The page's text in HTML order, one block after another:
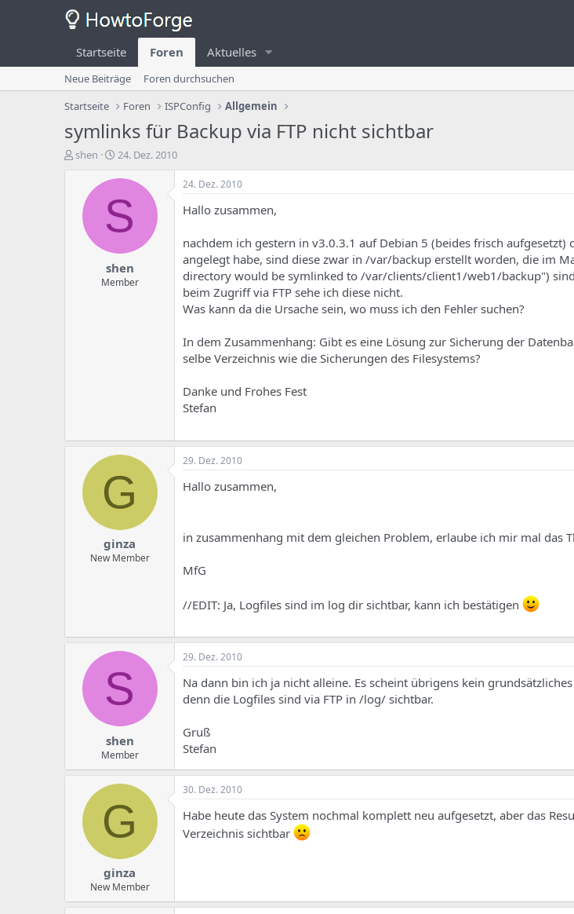
Startseite Foren Aktuelles
Neue Beiträge
Foren durchsuchen
Startseite
Foren ISPConfig Allgemein
symlinks für Backup via FTP nicht sichtbar
E
shen
E
s
t
e
u
n
g
24. Dez. 2010
S
shen
Member
24. Dez. 2010
Hallo zusammen,
nachdem ich gestern in v3.0.3.1 auf Debian 5 (beides frisch aufgesetzt)
angelegt habe, sind diese zwar in /var/backup erstellt worden, die im
directory would be symlinked to /var/clients/client1/web1/backup")
beim Zugriff via FTP sehe ich diese nicht.
Was kann da die Ursache sein, wo muss ich den Fehler suchen?
In dem Zusammenhang: Gibt es eine Lösung zur Sicherung der
selbe Verzeichnis wie die Sicherungen des Filesystems?
Danke und Frohes Fest
Stefan
G
ginza
New Member
29. Dez. 2010
Hallo zusammen,
in zusammenhang mit dem gleichen Problem, erlaube ich mir mal das
MfG
//EDIT: Ja, Logfiles sind im log dir sichtbar, kann ich bestätigen
S
shen
Member
29. Dez. 2010
Na dann bin ich ja nicht alleine. Es scheint übrigens kein
denn die Logfiles sind via FTP in /log/ sichtbar.
Gruß
Stefan
G
ginza
New Member
30. Dez. 2010
Habe heute das System nochmal komplett neu aufgesetzt, aber das
Verzeichnis sichtbar